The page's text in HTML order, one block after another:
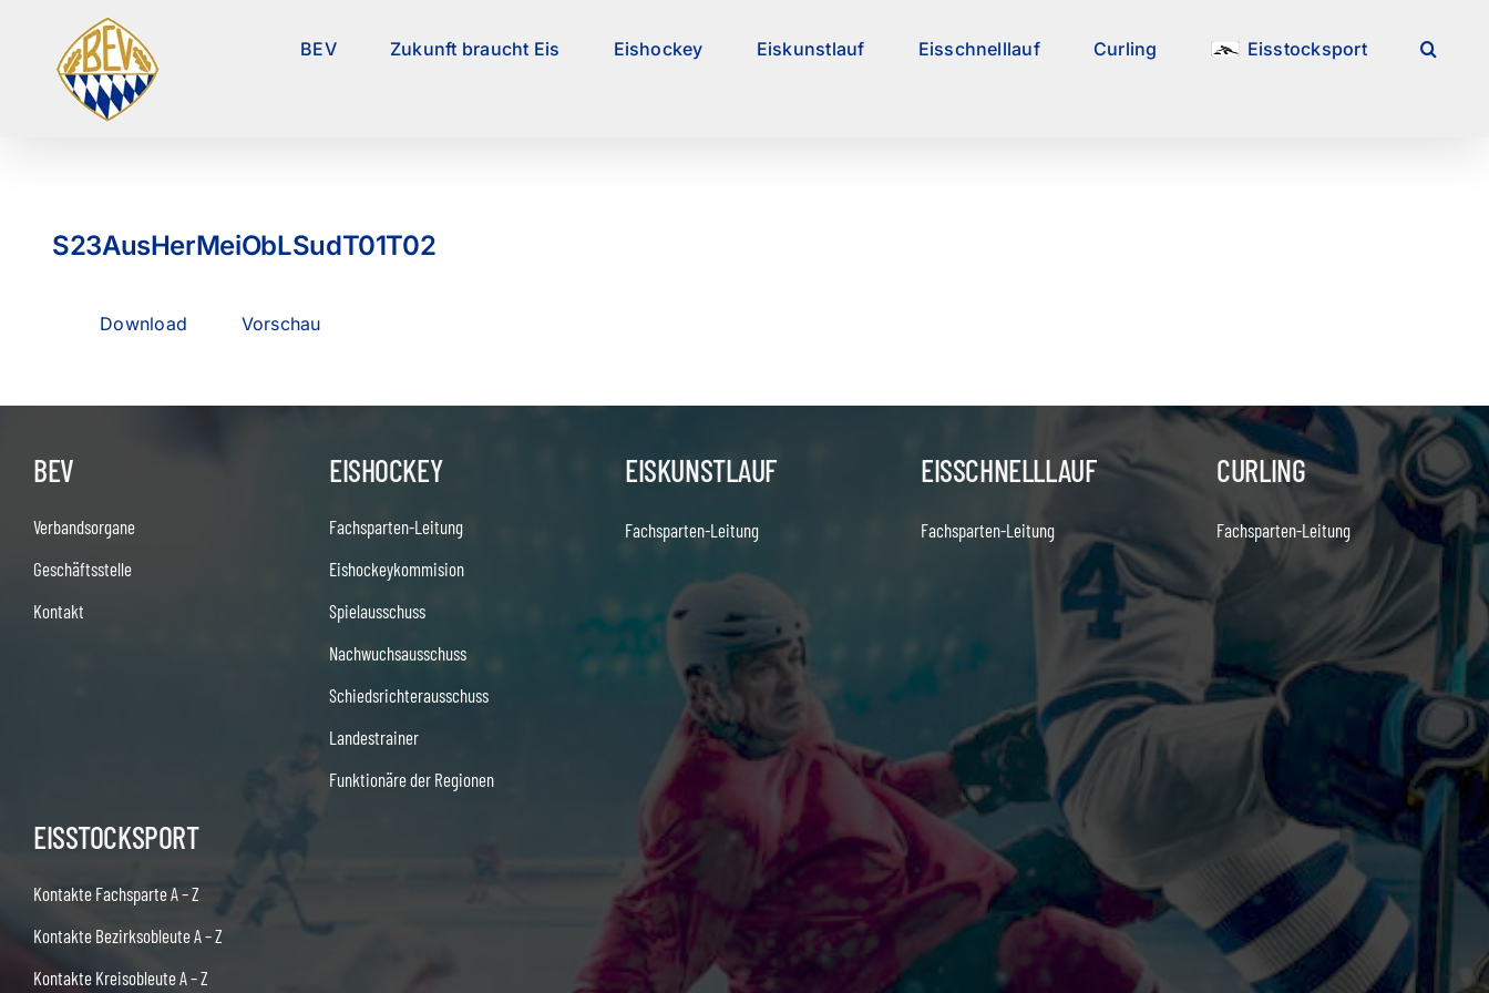
springen
BEV Zukunft braucht Eis Eishockey Eiskunstlauf Eisschnelllauf Curling Eisstocksport
S23AusHerMeiObLSudT01T02
Download Vorschau
BEV
Verbandsorgane
Geschäftsstelle
Kontakt
EISHOCKEY
Fachsparten-Leitung
Eishockeykommision
Spielausschuss
Nachwuchsausschuss
Schiedsrichterausschuss
Landestrainer
Funktionäre der Regionen
EISKUNSTLAUF
Fachsparten-Leitung
EISSCHNELLLAUF
Fachsparten-Leitung
CURLING
Fachsparten-Leitung
EISSTOCKSPORT
Kontakte Fachsparte A – Z
Kontakte Bezirksobleute A – Z
Kontakte Kreisobleute A – Z